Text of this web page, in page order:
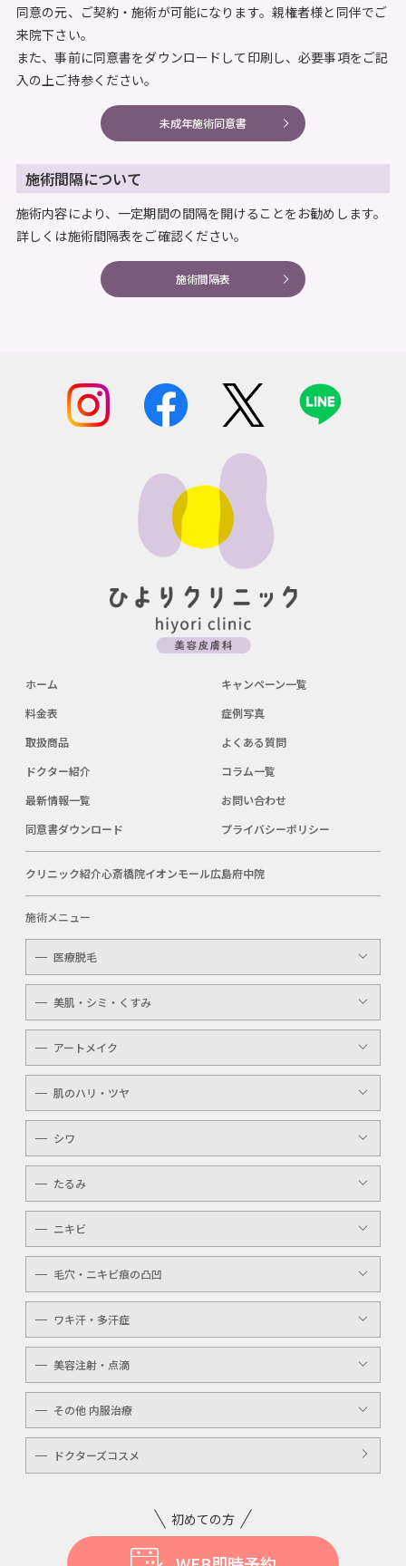
同意の元、ご契約・施術が可能になります。親権者様と同伴でご
来院下さい。
また、事前に同意書をダウンロードして印刷し、必要事項をご記
入の上ご持参ください。
未成年施術同意書
施術間隔について
施術内容により、一定期間の間隔を開けることをお勧めします。
詳しくは施術間隔表をご確認ください。
施術間隔表
初めての方
ホーム
キャンペーン一覧
料金表
症例写真
取扱商品
よくある質問
ドクター紹介
コラム一覧
最新情報一覧
お問い合わせ
同意書ダウンロード
プライバシーポリシー
クリニック紹介心斎橋院イオンモール広島府中院
施術メニュー
医療脱毛
レディース
メンズ
キッズ
介護
美肌・シミ・くすみ
レーザートーニング
顔・体のシミ取り
ピコレーザー
アートメイク
眉（アイブロウ）
唇（リップ）
メンズ
アイライン
肌のハリ・ツヤ
YAGシャワー
マッサージピール
ケミカルピーリング
シワ
ボトックスボツラックス
ボトックスビスタ
たるみ
YAGシャワー
ニキビ
レーザートーニング
ケミカルピーリング
毛穴・ニキビ痕の凸凹
YAGシャワー
毛穴洗浄
ワキ汗・多汗症
ボトックスボツラックス
ボトックスビスタ
美容注射・点滴
高濃度ビタミンC点滴
白玉注射・点滴
ニキビ・美肌注射・点滴
その他 内服治療
美白内服治療
ドクターズコスメ